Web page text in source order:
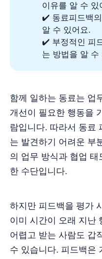
이유를 알 수 있
✔️ 동료피드백
알 수 있어요.
✔️ 부정적인 피
는 방법을 알 수
함께 일하는 동료는 업
개선이 필요한 행동을
람입니다. 따라서 동료
는 발견하기 어려운 부
의 업무 방식과 협업
한 수단입니다.
하지만 피드백을 평가
이미 시간이 오래 지난
어렵고 받는 사람도 갑
수 있습니다. 피드백은